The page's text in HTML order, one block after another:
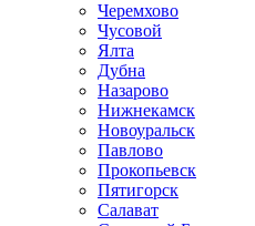
Черемхово
Чусовой
Ялта
Дубна
Назарово
Нижнекамск
Новоуральск
Павлово
Прокопьевск
Пятигорск
Салават